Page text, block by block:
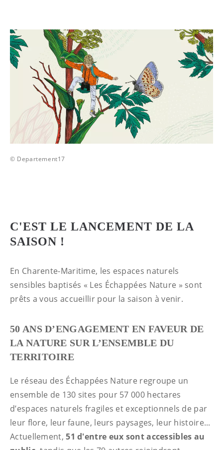
© Departement17
C'EST LE LANCEMENT DE LA
SAISON !
En Charente-Maritime, les espaces naturels
sensibles baptisés « Les Échappées Nature » sont
prêts a vous accueillir pour la saison à venir.
50 ANS D’ENGAGEMENT EN FAVEUR DE
LA NATURE SUR L’ENSEMBLE DU
TERRITOIRE
Le réseau des Échappées Nature regroupe un
ensemble de 130 sites pour 57 000 hectares
d’espaces naturels fragiles et exceptionnels de par
leur flore, leur faune, leurs paysages, leur histoire...
Actuellement, 51 d'entre eux sont accessibles au